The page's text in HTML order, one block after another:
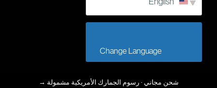
شحن مجاني · رسوم الجمارك الأمريكية مشمولة →